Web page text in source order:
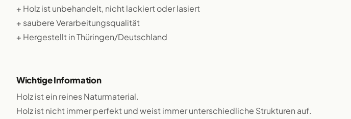
+ Holz ist unbehandelt, nicht lackiert oder lasiert
+ saubere Verarbeitungsqualität
+ Hergestellt in Thüringen/Deutschland
Wichtige Information
Holz ist ein reines Naturmaterial.
Holz ist nicht immer perfekt und weist immer unterschiedliche Strukturen auf.